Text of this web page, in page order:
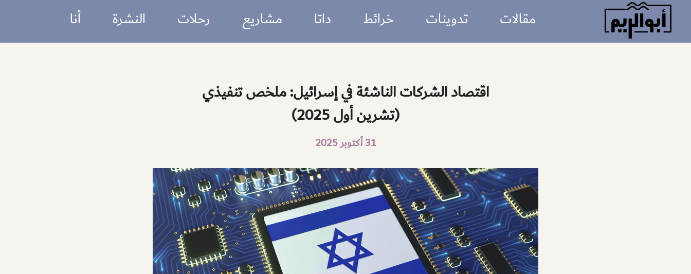
jojobet أبو
الريم مقالات تدوينات خرائط داتا مشاريع رحلات النشرة أنا
اقتصاد الشركات الناشئة في إسرائيل: ملخص تنفيذي
(تشرين أول 2025)
31 أكتوبر 2025